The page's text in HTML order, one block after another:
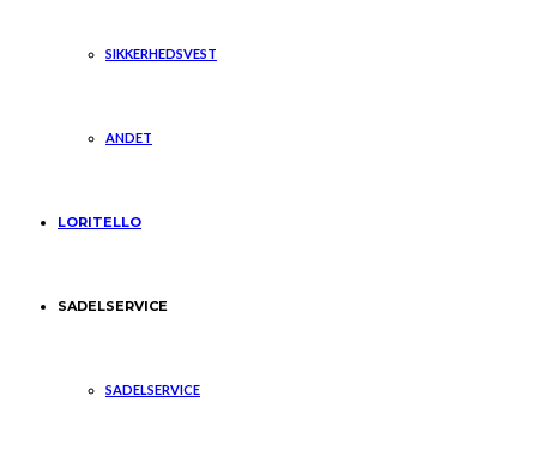
SIKKERHEDSVEST
ANDET
LORITELLO
SADELSERVICE
SADELSERVICE